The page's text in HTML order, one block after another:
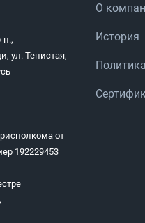
н.,
ул. Тенистая,
от
192229453
О
История
Политика